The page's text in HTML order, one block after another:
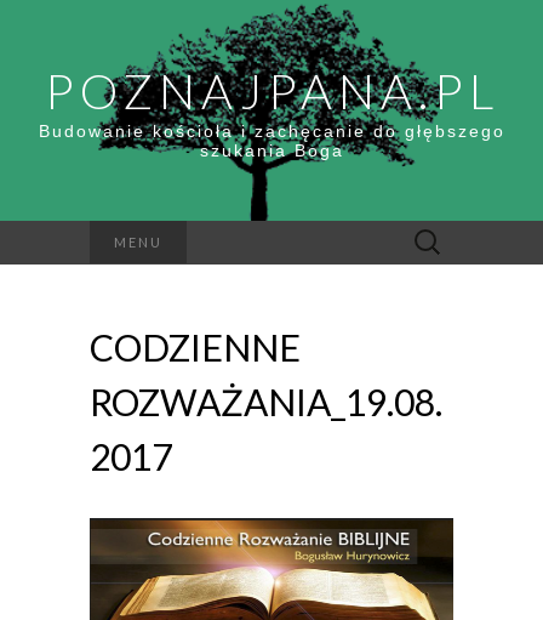
POZNAJPANA.PL
Budowanie kościoła i zachęcanie do głębszego
szukania Boga
MENU Szukaj:
CODZIENNE
ROZWAŻANIA_19.08.
2017